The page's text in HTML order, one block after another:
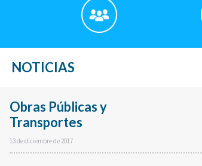
NOTICIAS
Obras Públicas y
Transportes
13 de diciembre de 2017